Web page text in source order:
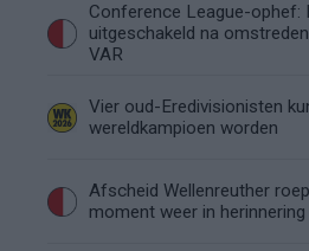
Conference League-ophef:
uitgeschakeld na
VAR
Vier oud-Eredivisionisten
wereldkampioen worden
Afscheid Wellenreuther
moment weer in herinnering